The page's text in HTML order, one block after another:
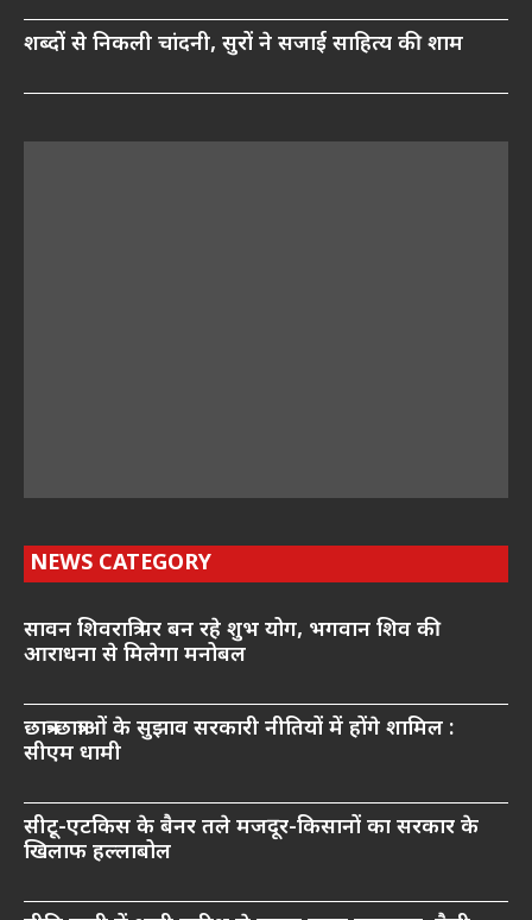
शब्दों से निकली चांदनी, सुरों ने सजाई साहित्य की शाम
NEWS CATEGORY
सावन शिवरात्रि पर बन रहे शुभ योग, भगवान शिव की
आराधना से मिलेगा मनोबल
छात्र-छात्राओं के सुझाव सरकारी नीतियों में होंगे शामिल :
सीएम धामी
सीटू-एटकिस के बैनर तले मजदूर-किसानों का सरकार के
खिलाफ हल्लाबोल